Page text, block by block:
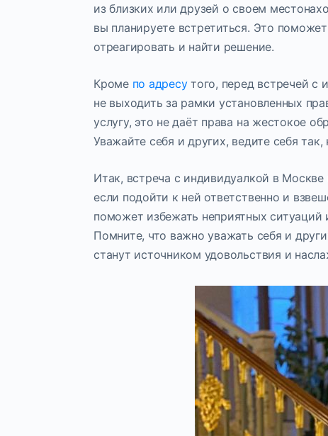
из близких или друзей о своем
вы планируете встретиться. Это
отреагировать и найти решение.
Кроме по адресутого, перед встречей с
не выходить за рамки установленных
услугу, это не даёт права на жестокое
Уважайте себя и других, ведите себя
Итак, встреча с индивидуалкой в
если подойти к ней ответственно и
поможет избежать неприятных
Помните, что важно уважать себя и
станут источником удовольствия и